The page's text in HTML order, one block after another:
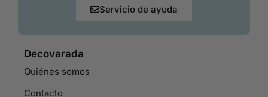
Servicio de ayuda
Decovarada
Quiénes somos
Contacto